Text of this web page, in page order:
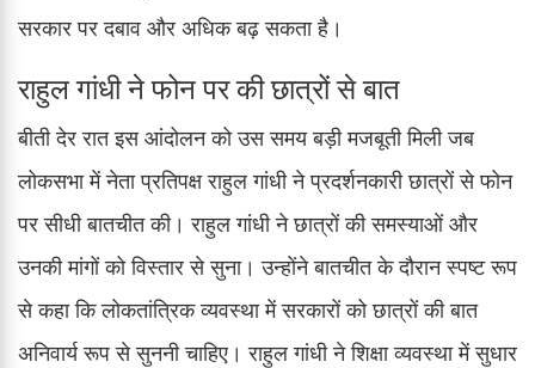
सरकार पर दबाव और अधिक बढ़ सकता है।
राहुल गांधी ने फोन पर की छात्रों से बात
बीती देर रात इस आंदोलन को उस समय बड़ी मजबूती मिली जब
लोकसभा में नेता प्रतिपक्ष राहुल गांधी ने प्रदर्शनकारी छात्रों से फोन
पर सीधी बातचीत की। राहुल गांधी ने छात्रों की समस्याओं और
उनकी मांगों को विस्तार से सुना। उन्होंने बातचीत के दौरान स्पष्ट रूप
से कहा कि लोकतांत्रिक व्यवस्था में सरकारों को छात्रों की बात
अनिवार्य रूप से सुननी चाहिए। राहुल गांधी ने शिक्षा व्यवस्था में सुधार